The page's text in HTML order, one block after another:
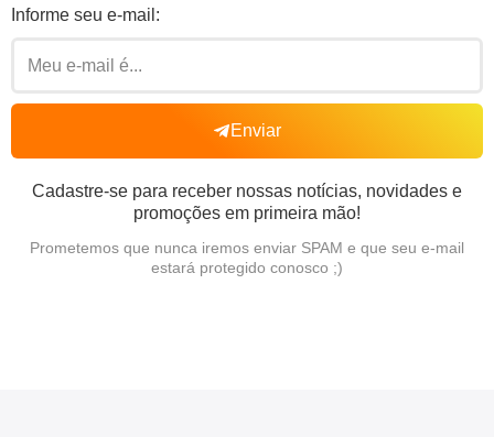
Informe seu e-mail:
Enviar
Cadastre-se para receber nossas notícias, novidades e
promoções em primeira mão!
Prometemos que nunca iremos enviar SPAM e que seu e-mail
estará protegido conosco ;)